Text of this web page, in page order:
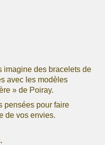
imagine des bracelets de
avec les modèles
» de Poiray.
pensées pour faire
de vos envies.